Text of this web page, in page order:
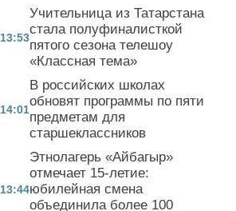
13:53
Учительница из Татарстана
стала полуфиналисткой
пятого сезона телешоу
«Классная тема»
14:01
В российских школах
обновят программы по пяти
предметам для
старшеклассников
13:44
Этнолагерь «Айбагыр»
отмечает 15-летие:
юбилейная смена
объединила более 100